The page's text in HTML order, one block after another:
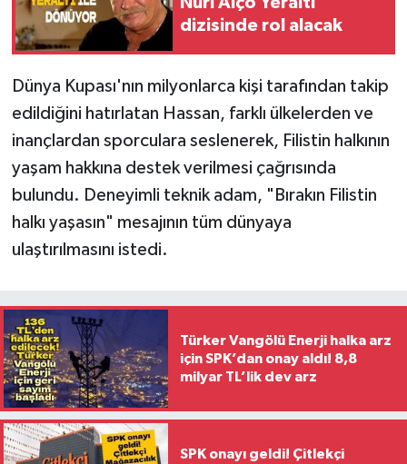
dizisinde rol alacak
Dünya Kupası'nın milyonlarca kişi tarafından takip
edildiğini hatırlatan Hassan, farklı ülkelerden ve
inançlardan sporculara seslenerek, Filistin halkının
yaşam hakkına destek verilmesi çağrısında
bulundu. Deneyimli teknik adam, "Bırakın Filistin
halkı yaşasın" mesajının tüm dünyaya
ulaştırılmasını istedi.
Türker Vangölü Enerji halka arz
için SPK’dan onay aldı! 8,8
milyar TL’lik dev arz
SPK onayı geldi! Çitlekçi